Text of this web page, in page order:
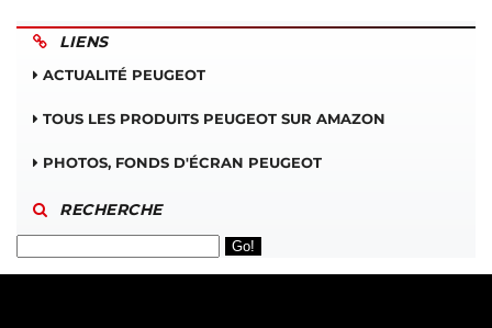
LIENS
ACTUALITÉ PEUGEOT
TOUS LES PRODUITS PEUGEOT SUR AMAZON
PHOTOS, FONDS D'ÉCRAN PEUGEOT
RECHERCHE